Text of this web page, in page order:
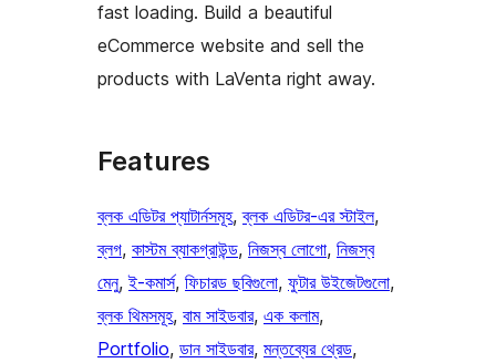
fast loading. Build a beautiful
eCommerce website and sell the
products with LaVenta right away.
Features
ব্লক এডিটর প্যাটার্নসমূহ, ব্লক এডিটর-এর স্টাইল
ব্লগ, কাস্টম ব্যাকগ্রাউন্ড, নিজস্ব লোগো, নিজস্ব
মেনু, ই-কমার্স, ফিচারড ছবিগুলো, ফুটার উইজেটগুলো
ব্লক থিমসমূহ, বাম সাইডবার, এক কলাম
Portfolio, ডান সাইডবার, মন্তব্যের থ্রেড